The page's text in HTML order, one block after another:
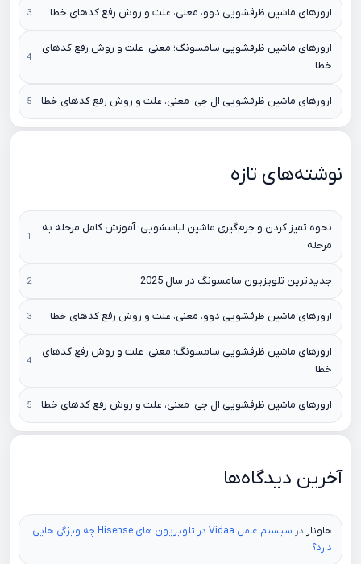
ارورهای ماشین ظرفشویی دوو، معنی، علت و روش رفع کدهای خطا
ارورهای ماشین ظرفشویی سامسونگ؛ معنی، علت و روش رفع کدهای
خطا
ارورهای ماشین ظرفشویی ال جی؛ معنی، علت و روش رفع کدهای خطا
نوشته‌های تازه
نحوه تمیز کردن و جرم‌گیری ماشین لباسشویی؛ آموزش کامل مرحله به
مرحله
جدیدترین تلویزیون سامسونگ در سال 2025
ارورهای ماشین ظرفشویی دوو، معنی، علت و روش رفع کدهای خطا
ارورهای ماشین ظرفشویی سامسونگ؛ معنی، علت و روش رفع کدهای
خطا
ارورهای ماشین ظرفشویی ال جی؛ معنی، علت و روش رفع کدهای خطا
آخرین دیدگاه‌ها
هاوناز در
سیستم عامل Vidaa در تلویزیون های Hisense چه ویژگی هایی
دارد؟